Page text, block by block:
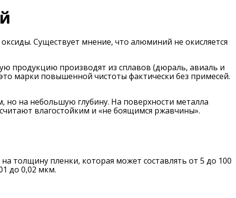
Существует мнение, что алюминий не окисляется
продукцию производят из сплавов (дюраль, авиаль и
марки повышенной чистоты фактически без примесей.
на небольшую глубину. На поверхности металла
влагостойким и «не боящимся ржавчины».
толщину пленки, которая может составлять от 5 до 100
до 0,02 мкм.